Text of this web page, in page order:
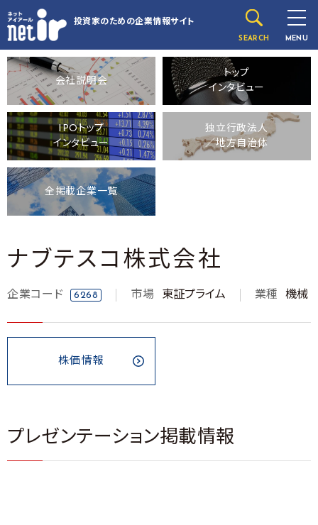
投資家のための企業情報サイト
SEARCH MENU
会社説明会
トップ
インタビュー
IPOトップ
インタビュー
独立行政法人
／地方自治体
全掲載企業一覧
ナブテスコ株式会社
企業コード 6268 市場 東証プライム 業種 機械
株価情報
プレゼンテーション掲載情報